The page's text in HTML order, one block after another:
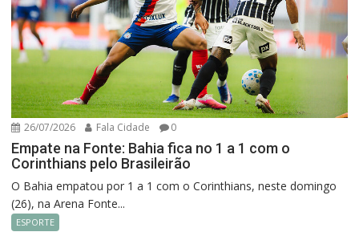
26/07/2026 Fala Cidade 0
Empate na Fonte: Bahia fica no 1 a 1 com o
Corinthians pelo Brasileirão
O Bahia empatou por 1 a 1 com o Corinthians, neste domingo
(26), na Arena Fonte...
ESPORTE